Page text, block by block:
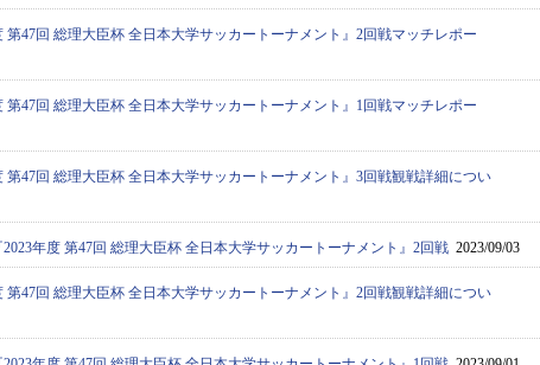
第47回 総理大臣杯 全日本大学サッカートーナメント』2回戦マッチレポー
第47回 総理大臣杯 全日本大学サッカートーナメント』1回戦マッチレポー
第47回 総理大臣杯 全日本大学サッカートーナメント』3回戦観戦詳細につい
2023年度 第47回 総理大臣杯 全日本大学サッカートーナメント』2回戦 2023/09/03
第47回 総理大臣杯 全日本大学サッカートーナメント』2回戦観戦詳細につい